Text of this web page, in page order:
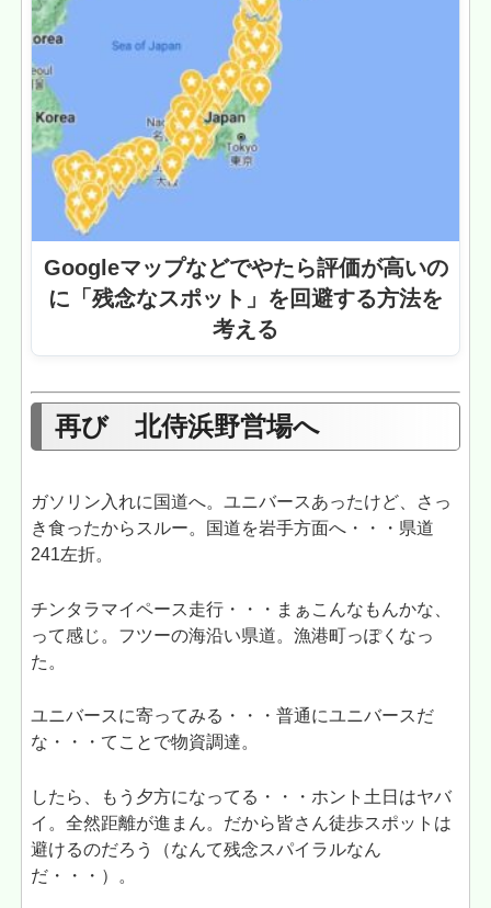
Googleマップなどでやたら評価が高いの
に「残念なスポット」を回避する方法を
考える
再び 北侍浜野営場へ
ガソリン入れに国道へ。ユニバースあったけど、さっ
き食ったからスルー。国道を岩手方面へ・・・県道
241左折。
チンタラマイペース走行・・・まぁこんなもんかな、
って感じ。フツーの海沿い県道。漁港町っぽくなっ
た。
ユニバースに寄ってみる・・・普通にユニバースだ
な・・・てことで物資調達。
したら、もう夕方になってる・・・ホント土日はヤバ
イ。全然距離が進まん。だから皆さん徒歩スポットは
避けるのだろう（なんて残念スパイラルなん
だ・・・）。